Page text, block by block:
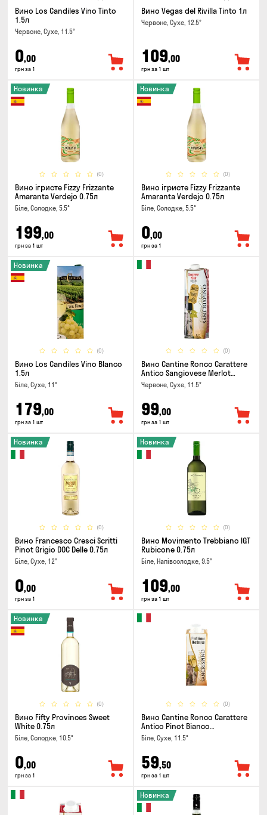
Вино Los Candiles Vino Tinto
1.5л
Червоне, Сухе, 11.5°
0,00
грн за 1
Вино Vegas del Rivilla Tinto 1л
Червоне, Сухе, 12.5°
109,00
грн за 1 шт
(0)
Новинка
Вино ігристе Fizzy Frizzante
Amaranta Verdejo 0.75л
Біле, Солодке, 5.5°
199,00
грн за 1 шт
(0)
Новинка
Вино ігристе Fizzy Frizzante
Amaranta Verdejo 0.75л
Біле, Солодке, 5.5°
0,00
грн за 1
(0)
Новинка
Вино Los Candiles Vino Blanco
1.5л
Біле, Сухе, 11°
179,00
грн за 1 шт
(0)
Вино Cantine Ronco Carattere
Antico Sangiovese Merlot
Rubicone IGT 1л
Червоне, Сухе, 11.5°
99,00
грн за 1 шт
(0)
Новинка
Вино Francesco Cresci Scritti
Pinot Grigio DOC Delle 0.75л
Біле, Сухе, 12°
0,00
грн за 1
(0)
Новинка
Вино Movimento Trebbiano IGT
Rubicone 0.75л
Біле, Напівсолодке, 9.5°
109,00
грн за 1 шт
(0)
Новинка
Вино Fifty Provinces Sweet
White 0.75л
Біле, Солодке, 10.5°
0,00
грн за 1
(0)
Вино Cantine Ronco Carattere
Antico Pinot Bianco
Chardonnay Rubicone IGT 0.25л
Біле, Сухе, 11.5°
59,50
грн за 1 шт
Новинка